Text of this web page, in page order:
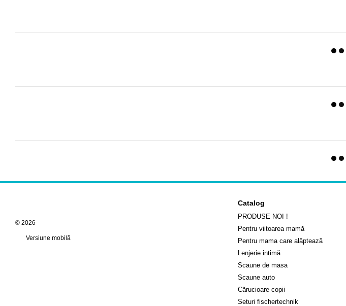
© 2026
Versiune mobilă
Catalog
PRODUSE NOI !
Pentru viitoarea mamă
Pentru mama care alăptează
Lenjerie intimă
Scaune de masa
Scaune auto
Cărucioare copii
Seturi fischertechnik